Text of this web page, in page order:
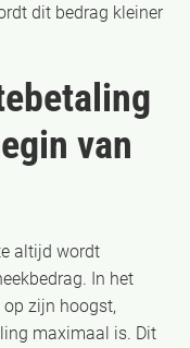
dit bedrag kleiner
van
altijd wordt
In het
zijn hoogst,
maximaal is. Dit